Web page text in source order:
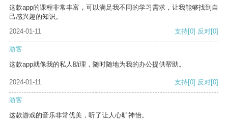
这款app的课程非常丰富，可以满足我不同的学习需求，让我能够找到自
己感兴趣的知识。
2024-01-11
支持[0] 反对[0]
游客
这款app就像我的私人助理，随时随地为我的办公提供帮助。
2024-01-11 支持[0] 反对[0]
游客
这款游戏的音乐非常优美，听了让人心旷神怡。